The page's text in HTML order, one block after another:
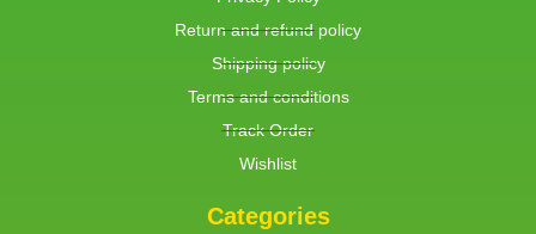
Return and refund policy
Shipping policy
Terms and conditions
Track Order
Wishlist
Categories